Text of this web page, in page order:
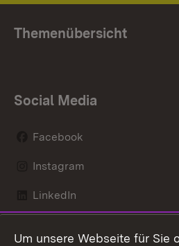
Themenübersicht
Social Media
Facebook
Instagram
LinkedIn
Um unsere Webseite für Sie